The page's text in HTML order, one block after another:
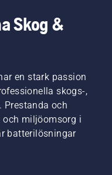
Skog &
en stark passion
skogs-,
Prestanda och
och miljöomsorg i
batterilösningar